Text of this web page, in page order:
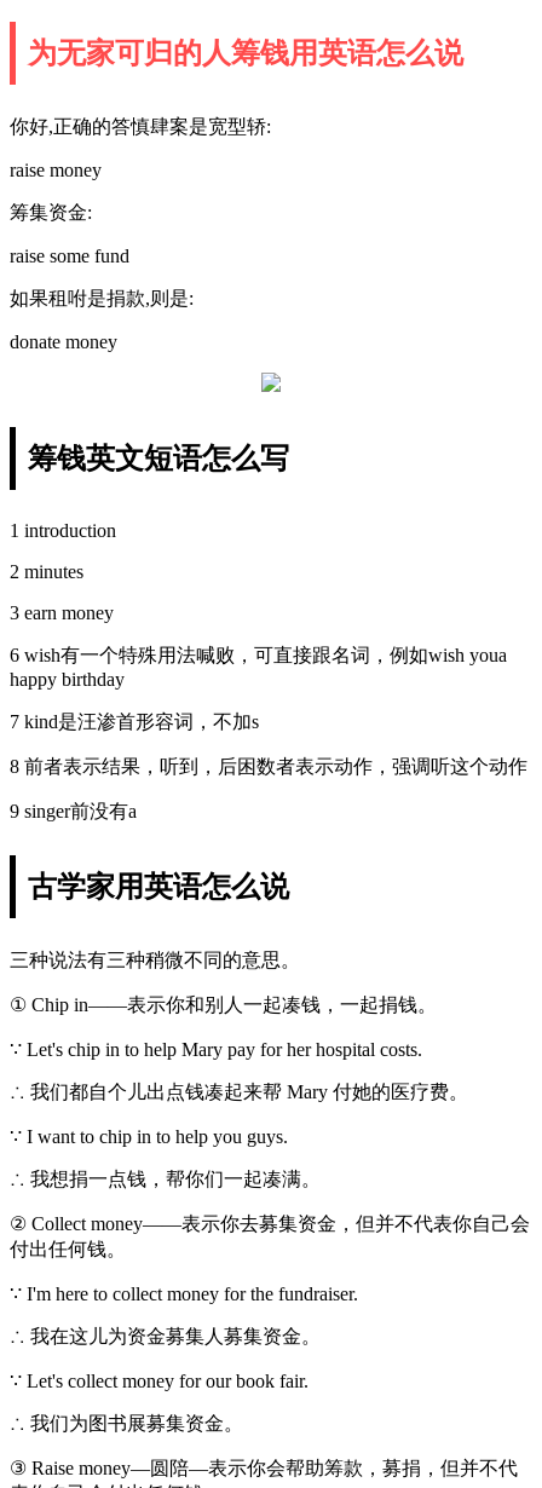
为无家可归的人筹钱用英语怎么说
你好,正确的答慎肆案是宽型轿:
raise money
筹集资金:
raise some fund
如果租咐是捐款,则是:
donate money
筹钱英文短语怎么写
1 introduction
2 minutes
3 earn money
6 wish有一个特殊用法喊败，可直接跟名词，例如wish youa
happy birthday
7 kind是汪渗首形容词，不加s
8 前者表示结果，听到，后困数者表示动作，强调听这个动作
9 singer前没有a
古学家用英语怎么说
三种说法有三种稍微不同的意思。
① Chip in——表示你和别人一起凑钱，一起捐钱。
∵ Let's chip in to help Mary pay for her hospital costs.
∴ 我们都自个儿出点钱凑起来帮 Mary 付她的医疗费。
∵ I want to chip in to help you guys.
∴ 我想捐一点钱，帮你们一起凑满。
② Collect money——表示你去募集资金，但并不代表你自己会
付出任何钱。
∵ I'm here to collect money for the fundraiser.
∴ 我在这儿为资金募集人募集资金。
∵ Let's collect money for our book fair.
∴ 我们为图书展募集资金。
③ Raise money—圆陪—表示你会帮助筹款，募捐，但并不代